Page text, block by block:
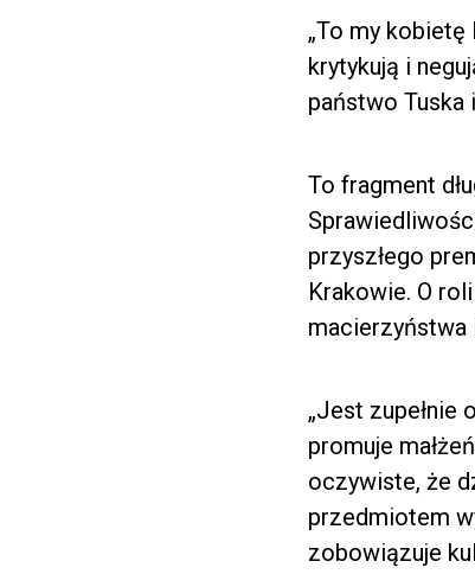
„To my
krytykują i
państwo Tuska
To fragment
przyszłego
Krakowie. O
macierzyństwa
„Jest
promuje
oczywiste, że
przedmiotem
zobowiązuje